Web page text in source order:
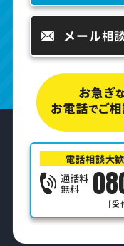
メール相
電話相談大
通話料
無料
[受